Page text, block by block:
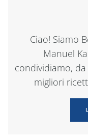
Ciao! Siamo
Manuel
condividiamo,
migliori